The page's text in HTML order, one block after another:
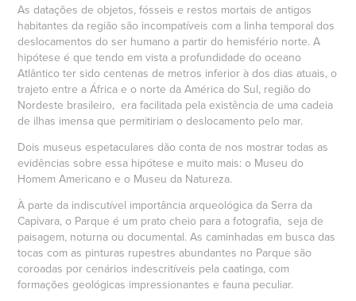
As datações de objetos, fósseis e restos mortais de antigos
habitantes da região são incompatíveis com a linha temporal dos
deslocamentos do ser humano a partir do hemisfério norte. A
hipótese é que tendo em vista a profundidade do oceano
Atlântico ter sido centenas de metros inferior à dos dias atuais, o
trajeto entre a África e o norte da América do Sul, região do
Nordeste brasileiro, era facilitada pela existência de uma cadeia
de ilhas imensa que permitiriam o deslocamento pelo mar.
Dois museus espetaculares dão conta de nos mostrar todas as
evidências sobre essa hipótese e muito mais: o Museu do
Homem Americano e o Museu da Natureza.
À parte da indiscutível importância arqueológica da Serra da
Capivara, o Parque é um prato cheio para a fotografia, seja de
paisagem, noturna ou documental. As caminhadas em busca das
tocas com as pinturas rupestres abundantes no Parque são
coroadas por cenários indescritíveis pela caatinga, com
formações geológicas impressionantes e fauna peculiar.